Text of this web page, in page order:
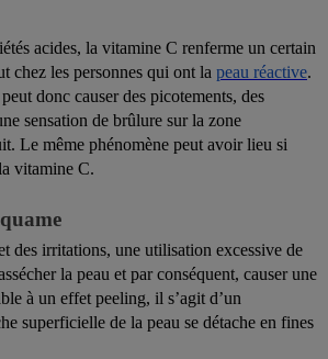
acides, la vitamine C renferme un certain
chez les personnes qui ont la peau réactive.
donc causer des picotements, des
sensation de brûlure sur la zone
Le même phénomène peut avoir lieu si
vitamine C.
des irritations, une utilisation excessive de
la peau et par conséquent, causer une
à un effet peeling, il s’agit d’un
superficielle de la peau se détache en fines